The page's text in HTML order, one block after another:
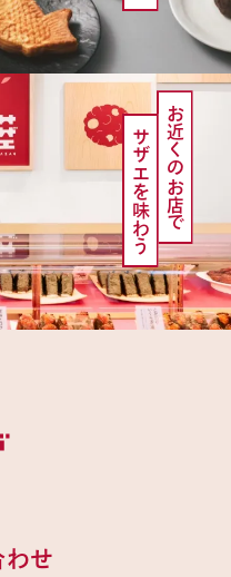
お近くのお店で
サザエを味わう
わせ